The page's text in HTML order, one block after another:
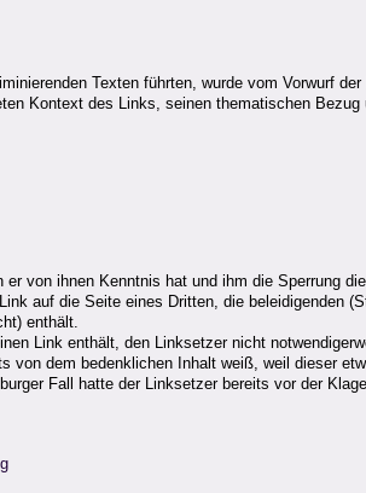
Texten führten, wurde vom Vorwurf
Kontext des Links, seinen thematischen Bezug
von ihnen Kenntnis hat und ihm die Sperrung
auf die Seite eines Dritten, die beleidigenden
enthält.
Link enthält, den Linksetzer nicht
dem bedenklichen Inhalt weiß, weil dieser
Fall hatte der Linksetzer bereits vor der